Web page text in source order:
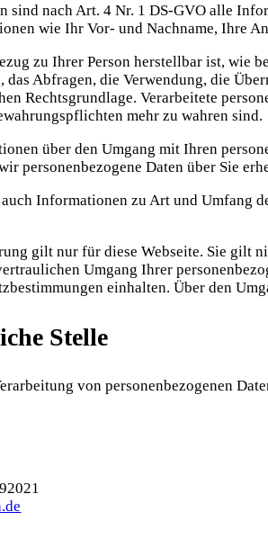
sind nach Art. 4 Nr. 1 DS-GVO alle
wie Ihr Vor- und Nachname, Ihre
zu Ihrer Person herstellbar ist, wie
das Abfragen, die Verwendung, die
Rechtsgrundlage. Verarbeitete
mehr zu wahren sind.
über den Umgang mit Ihren
personenbezogene Daten über Sie
Informationen zu Art und Umfang
gilt nur für diese Webseite. Sie
Umgang Ihrer
einhalten. Über den
Stelle
von personenbezogenen